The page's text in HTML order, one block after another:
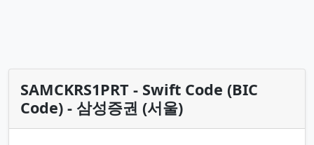
SAMCKRS1PRT - Swift Code (BIC
Code) - 삼성증권 (서울)